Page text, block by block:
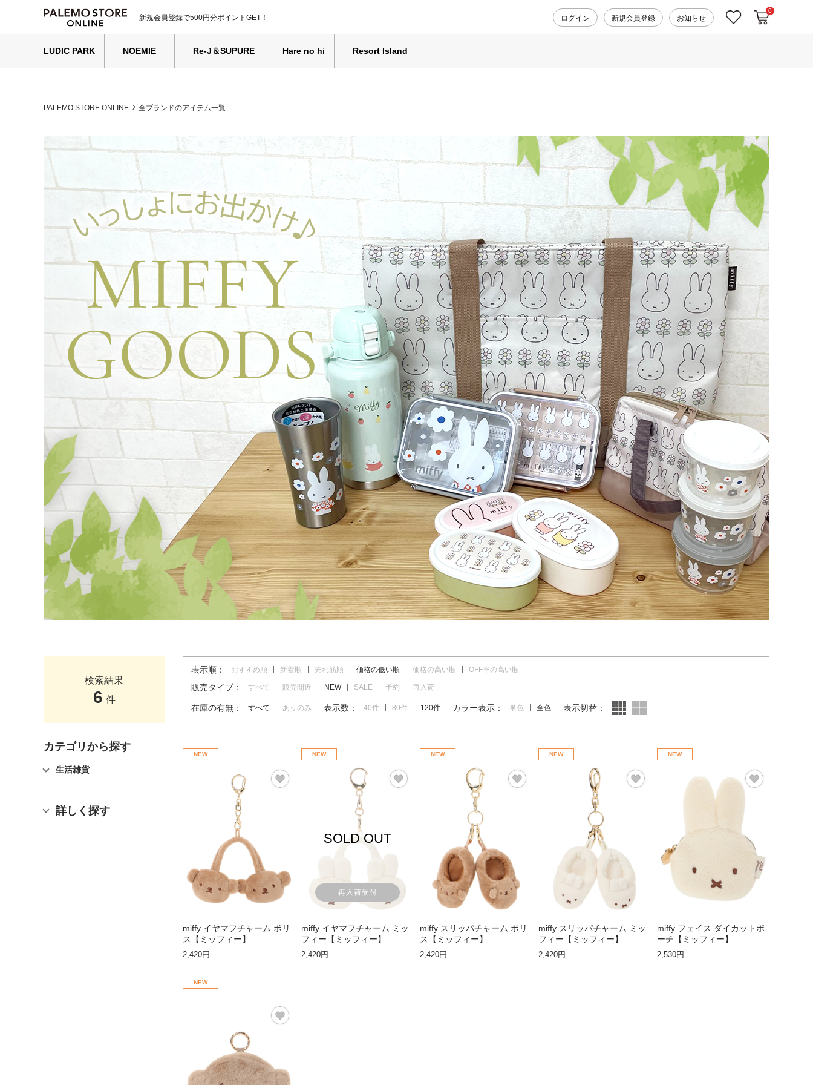
新規会員登録で500円分ポイントGET！ ログイン 新規会員登録 お知らせ お気に入りカートに入
0
LUDIC PARK NOEMIE Re-J＆SUPURE Hare no hi Resort Island
PALEMO STORE ONLINE 全ブランドのアイテム一覧
検索結果
6 件
カテゴリから探す
生活雑貨
詳しく探す
表示順： おすすめ順 新着順 売れ筋順 価格の低い順 価格の高い順 OFF率の高い順
販売タイプ： すべて 販売間近 NEW SALE 予約 再入荷
在庫の有無： すべて ありのみ 表示数： 40件 80件 120件 カラー表示： 単色 全色 表示切替：
NEW
miffy イヤマフチャーム ボリ
ス【ミッフィー】
2,420円
NEW
SOLD OUT
再入荷受付
miffy イヤマフチャーム ミッ
フィー【ミッフィー】
2,420円
NEW
miffy スリッパチャーム ボリ
ス【ミッフィー】
2,420円
NEW
miffy スリッパチャーム ミッ
フィー【ミッフィー】
2,420円
NEW
miffy フェイス ダイカットポ
ーチ【ミッフィー】
2,530円
NEW